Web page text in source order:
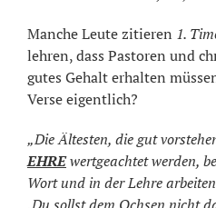
Manche Leute zitieren 1.
lehren, dass Pastoren und
gutes Gehalt erhalten
Verse eigentlich?
„Die Ältesten, die gut
EHREwertgeachtet werden,
Wort und in der Lehre